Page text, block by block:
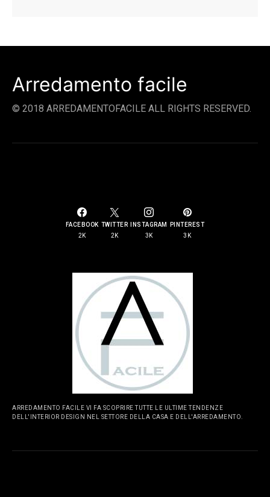
Arredamento facile
© 2018 ARREDAMENTOFACILE ALL RIGHTS RESERVED.
FACEBOOK
2K
TWITTER
2K
INSTAGRAM
3K
PINTEREST
3K
ARREDAMENTO FACILE VI FA SCOPRIRE TUTTE LE ULTIME TENDENZE
DELL'INTERIOR DESIGN NEL SETTORE DELLA CASA E DELL'ARREDAMENTO.